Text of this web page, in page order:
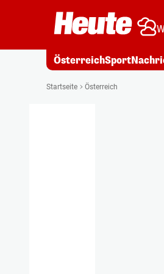
ÖsterreichSport
Startseite Österreich